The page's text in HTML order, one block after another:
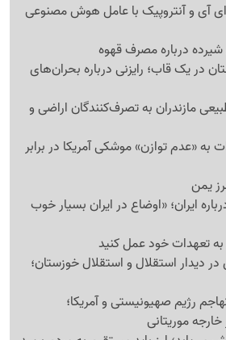
ای آی و آنتروپیک با عامل هوش مصنوعی
شیرده درباره مصرف قهوه
در یک قاب؛ رایزنی درباره بحران‌های
مازندران به تصرف‌کنندگان اراضی و
به «عدم توازن» موشکی آمریکا در برابر
یمن
ایران؛ «اوضاع در ایران بسیار خوب
به تعهدات خود عمل کنید
دیدار استقلال و استقلال خوزستان؛
رژیم صهیونیستی و آمریکا؛
موریتانی